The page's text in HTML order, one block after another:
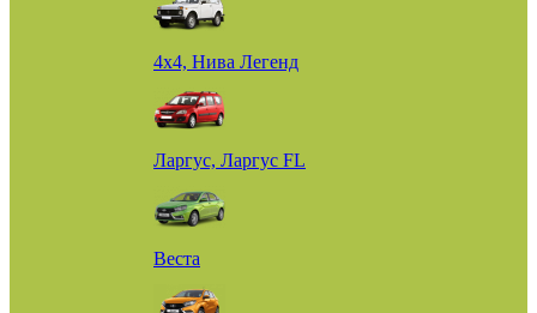
4х4, Нива Легенд
Ларгус, Ларгус FL
Веста